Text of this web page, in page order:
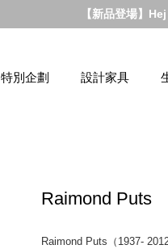
【新品登場】
特別企劃 設計家具
Raimond Puts
Raimond Puts（1937-